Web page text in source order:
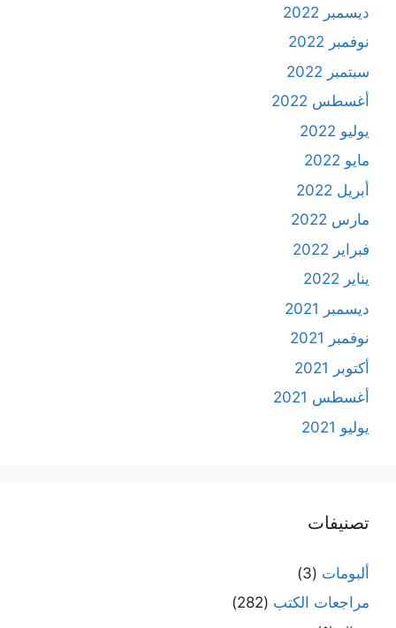
ديسمبر 2022
نوفمبر 2022
سبتمبر 2022
أغسطس 2022
يوليو 2022
مايو 2022
أبريل 2022
مارس 2022
فبراير 2022
يناير 2022
ديسمبر 2021
نوفمبر 2021
أكتوبر 2021
أغسطس 2021
يوليو 2021
تصنيفات
ألبومات (3)
مراجعات الكتب (282)